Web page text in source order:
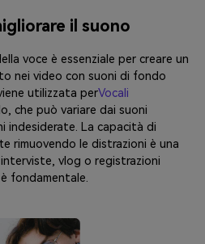
il suono
voce è essenziale per creare un
nei video con suoni di fondo
utilizzata perVocali
che può variare dai suoni
indesiderate. La capacità di
rimuovendo le distrazioni è una
vlog o registrazioni
fondamentale.